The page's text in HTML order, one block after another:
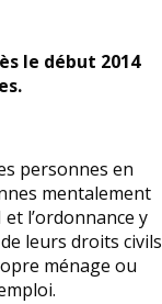
le début 2014
personnes en
mentalement
l’ordonnance y
leurs droits civils
ménage ou